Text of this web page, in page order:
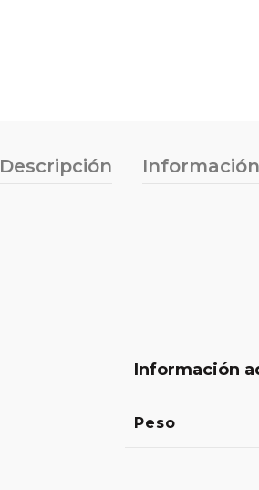
Descripción
Información
Peso